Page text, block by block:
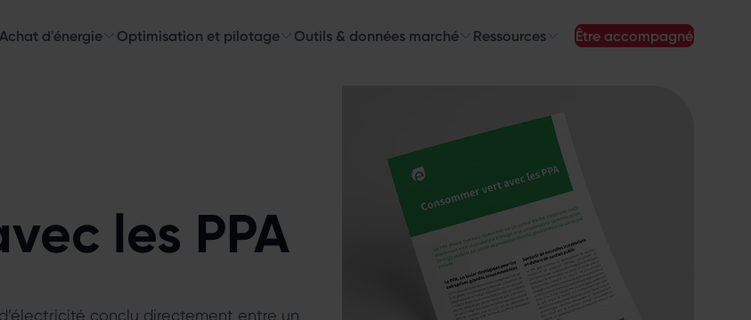
Achat d'énergie Optimisation et pilotage Outils & données marché Ressources être accompagné
les PPA
conclu directement entre un
Choisissez les newsletters qui vous intéressent